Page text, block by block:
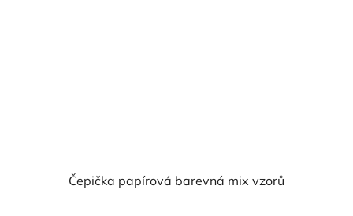
Čepička papírová barevná mix vzorů